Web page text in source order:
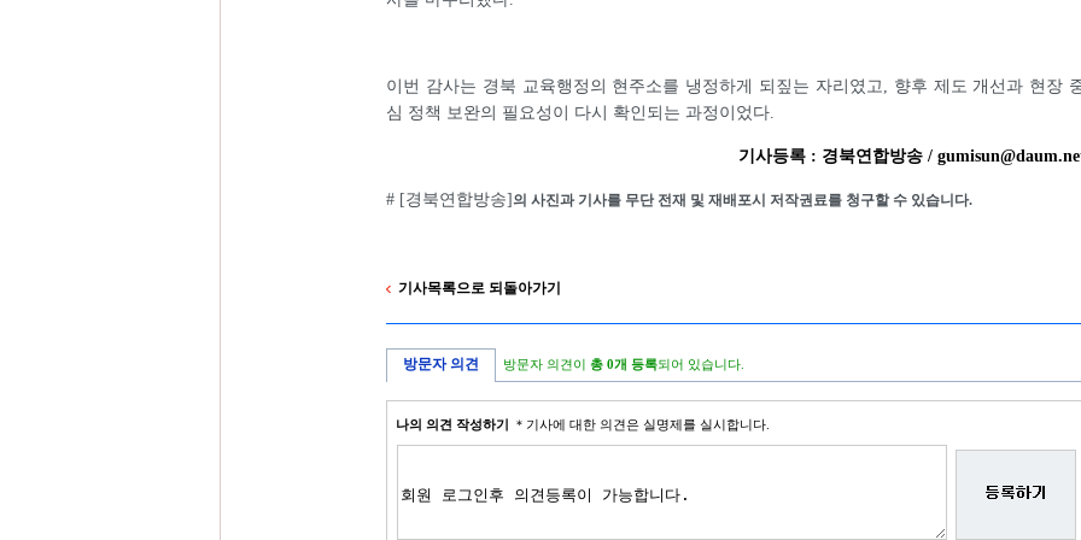
이번 감사는 경북 교육행정의 현주소를 냉정하게 되짚는 자리였고, 향후 제도 개선과 현장
심 정책 보완의 필요성이 다시 확인되는 과정이었다.
기사등록 : 경북연합방송 /
# [경북연합방송]의 사진과 기사를 무단 전재 및 재배포시 저작권료를 청구할 수 있습니다.
기사목록으로 되돌아가기
방문자 의견 방문자 의견이 총 0개 등록되어 있습니다.
나의 의견 작성하기 ＊기사에 대한 의견은 실명제를 실시합니다.